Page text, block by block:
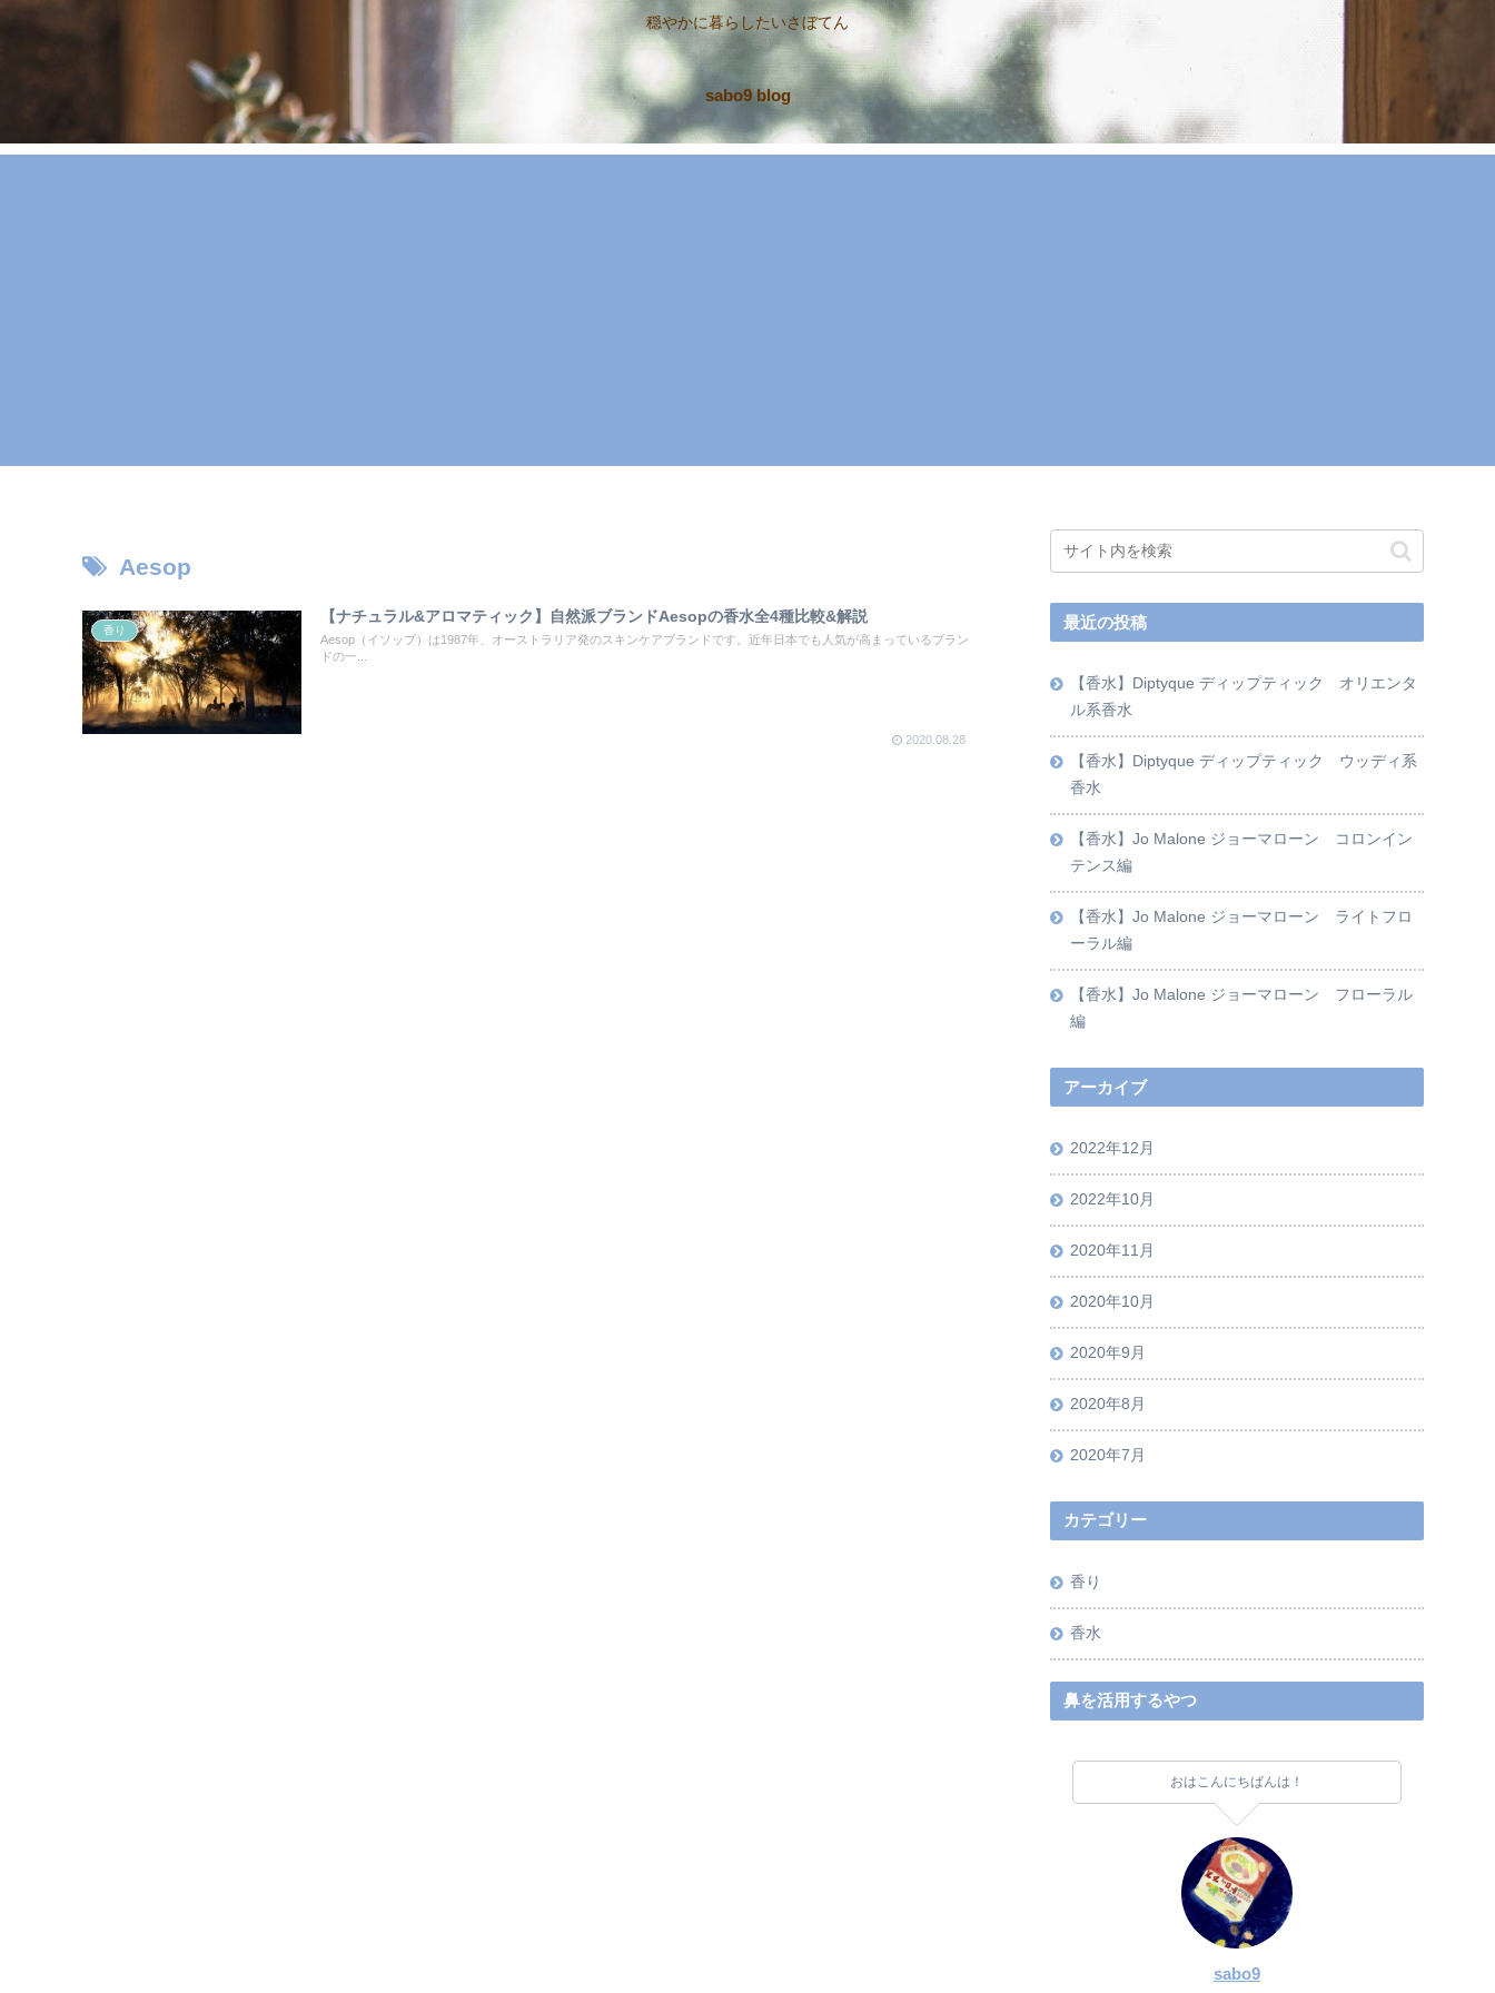
穏やかに暮らしたいさぼてん
sabo9 blog
Aesop
香り
【ナチュラル&アロマティック】自然派ブランドAesopの香水全4種比較&解説
Aesop（イソップ）は1987年、オーストラリア発のスキンケアブランドです。近年日本でも人気が高まっているブラン
ドの一...
2020.08.28
最近の投稿
【香水】Diptyque ディップティック オリエンタ
ル系香水
【香水】Diptyque ディップティック ウッディ系
香水
【香水】Jo Malone ジョーマローン コロンイン
テンス編
【香水】Jo Malone ジョーマローン ライトフロ
ーラル編
【香水】Jo Malone ジョーマローン フローラル
編
アーカイブ
2022年12月
2022年10月
2020年11月
2020年10月
2020年9月
2020年8月
2020年7月
カテゴリー
香り
香水
鼻を活用するやつ
おはこんにちばんは！
sabo9